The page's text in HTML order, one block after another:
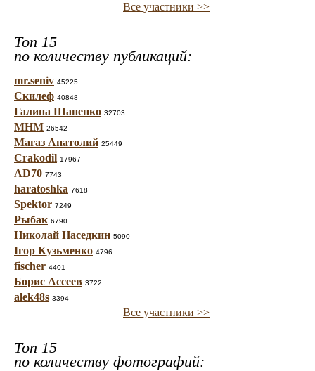
Все участники >>
Топ 15
по количеству публикаций:
mr.seniv 45225
Скилеф 40848
Галина Шаненко 32703
МНМ 26542
Магаз Анатолий 25449
Crakodil 17967
AD70 7743
haratoshka 7618
Spektor 7249
Рыбак 6790
Николай Наседкин 5090
Ігор Кузьменко 4796
fischer 4401
Борис Ассеев 3722
alek48s 3394
Все участники >>
Топ 15
по количеству фотографий: